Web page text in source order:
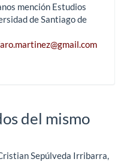
mención Estudios
de Santiago de
del mismo
Sepúlveda Irribarra,